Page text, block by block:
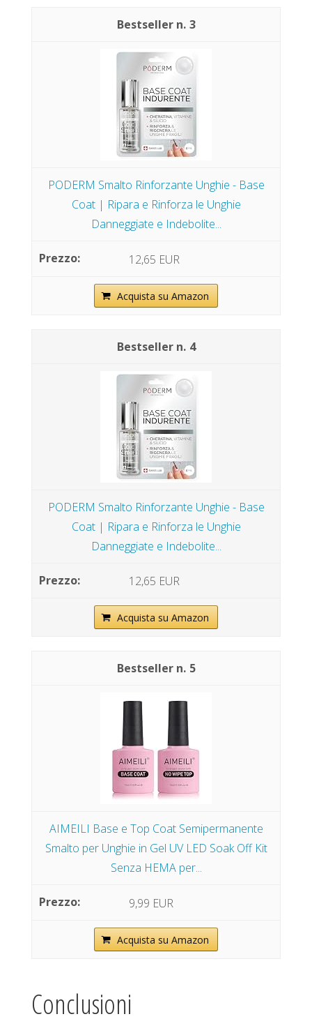
3
PODERM Smalto Rinforzante Unghie - Base
Coat | Ripara e Rinforza le Unghie
Danneggiate e Indebolite...
12,65 EUR
Acquista su Amazon
4
PODERM Smalto Rinforzante Unghie - Base
Coat | Ripara e Rinforza le Unghie
Danneggiate e Indebolite...
12,65 EUR
Acquista su Amazon
5
AIMEILI Base e Top Coat Semipermanente
Smalto per Unghie in Gel UV LED Soak Off Kit
Senza HEMA per...
9,99 EUR
Acquista su Amazon
Conclusioni